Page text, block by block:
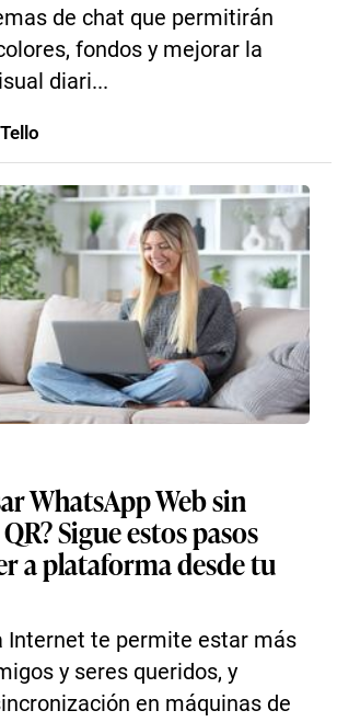
de chat que permitirán
fondos y mejorar la
diari...
WhatsApp Web sin
Sigue estos pasos
a plataforma desde tu
Internet te permite estar más
y seres queridos, y
en máquinas de